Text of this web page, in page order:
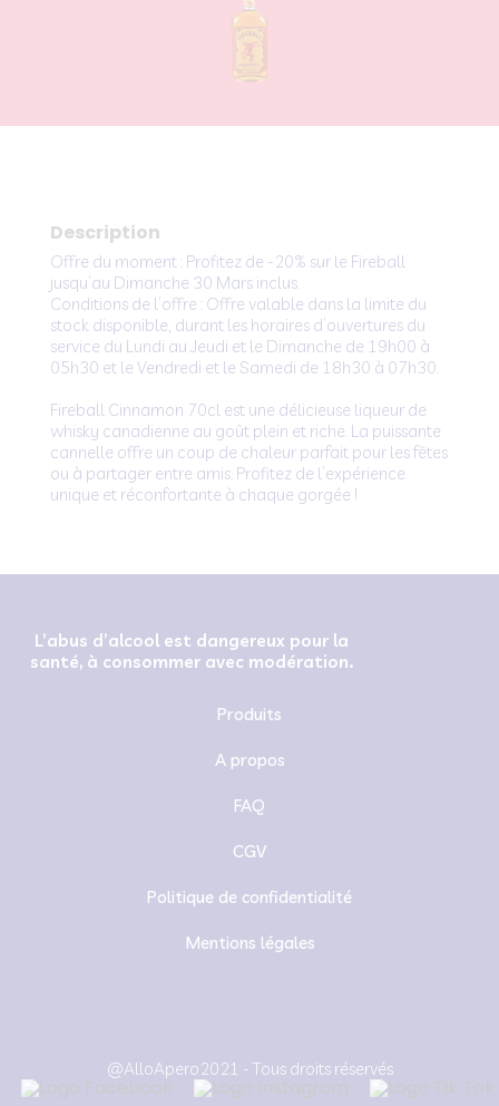
39,00 €.32,00 €.
Description
Offre du moment : Profitez de -20% sur le Fireball
jusqu’au Dimanche 30 Mars inclus.
Conditions de l’offre : Offre valable dans la limite du
stock disponible, durant les horaires d’ouvertures du
service du Lundi au Jeudi et le Dimanche de 19h00 à
05h30 et le Vendredi et le Samedi de 18h30 à 07h30.
Fireball Cinnamon 70cl est une délicieuse liqueur de
whisky canadienne au goût plein et riche. La puissante
cannelle offre un coup de chaleur parfait pour les fêtes
ou à partager entre amis. Profitez de l’expérience
unique et réconfortante à chaque gorgée !
L’abus d’alcool est dangereux pour la
santé, à consommer avec modération.
Produits
A propos
FAQ
CGV
Politique de confidentialité
Mentions légales
@AlloApero2021 - Tous droits réservés